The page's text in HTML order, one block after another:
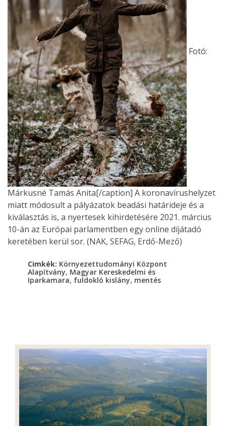
Fotó:
Márkusné Tamás Anita[/caption] A koronavírushelyzet
miatt módosult a pályázatok beadási határideje és a
kiválasztás is, a nyertesek kihirdetésére 2021. március
10-án az Európai parlamentben egy online díjátadó
keretében kerül sor. (NAK, SEFAG, Erdő-Mező)
Cimkék: Környezettudományi Központ
Alapítvány, Magyar Kereskedelmi és
Iparkamara, fuldokló kislány, mentés